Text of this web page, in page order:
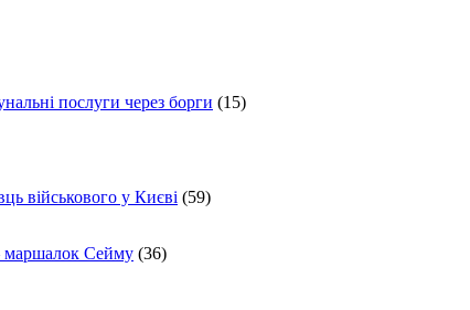
послуги через борги (15)
військового у Києві (59)
маршалок Сейму (36)